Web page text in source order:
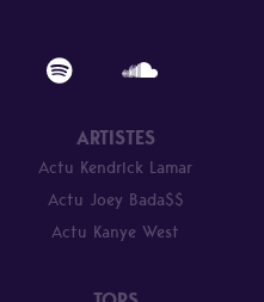
ARTISTES
Actu Kendrick Lamar
Actu Joey Bada$$
Actu Kanye West